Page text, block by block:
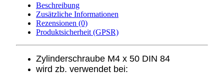
Beschreibung
Zusätzliche Informationen
Rezensionen (0)
Produktsicherheit (GPSR)
Zylinderschraube M4 x 50 DIN 84
wird zb. verwendet bei: